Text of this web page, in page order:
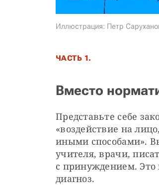
Иллюстрация: Петр
ЧАСТЬ 1.
Вместо
Представьте себе
«воздействие на
иными способами».
учителя, врачи,
с принуждением. Это
диагноз.